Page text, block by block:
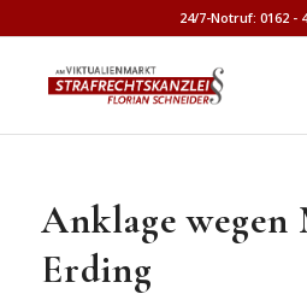
24/7-Notruf: 0162 -
Anklage wegen
Erding